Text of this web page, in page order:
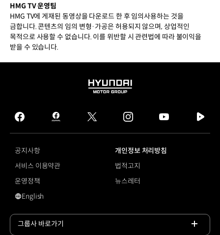
HMG TV 운영팀
HMG TV에 게재된 동영상을 다운로드 한 후 임의사용하는 것을
금합니다. 콘텐츠의 임의 변형·가공은 허용되지 않으며, 상업적인
목적으로 사용할 수 없습니다. 이를 위반할 시 관련법에 따라 불이익을
받을 수 있습니다.
HYUNDAI
GROUP
facebook
hmg
journal
twitter instagram
tv
공지사항
개인정보 처리방침
서비스 이용약관
법적고지
운영정책
뉴스레터
영문 사이트로 이동
English
그룹사 바로가기